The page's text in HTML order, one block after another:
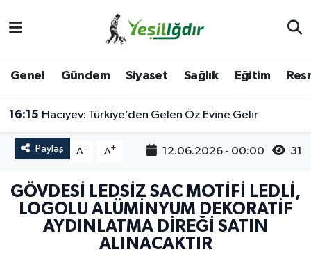
Genel Gündem Siyaset Sağlık Eğitim
16:15 Hacıyev: Türkiye’den Gelen Öz Evine Gelir
Paylaş A- A+ 12.06.2026 - 00:00 31
GÖVDESİ LEDSİZ SAC MOTİFİ LEDLİ,
LOGOLU ALÜMİNYUM DEKORATİF
AYDINLATMA DİREĞİ SATIN
ALINACAKTIR
İğdir Namaz Vakitleri
Iğdır Trafik Yoğunluk Haritası
Süper Lig Puan Durumu ve Fikstür
Tüm Manşetler